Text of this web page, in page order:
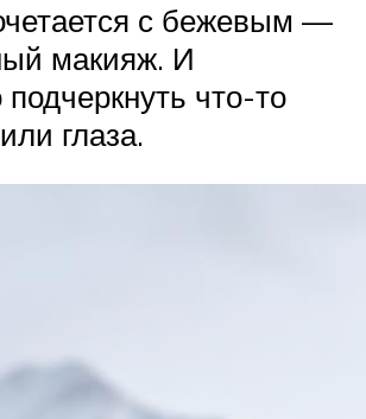
с бежевым —
макияж. И
подчеркнуть что-то
глаза.